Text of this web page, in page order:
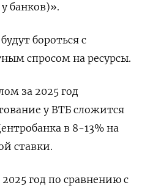
банков)».
бороться с
спросом на ресурсы.
за 2025 год
у ВТБ сложится
в 8-13% на
ставки.
год по сравнению с